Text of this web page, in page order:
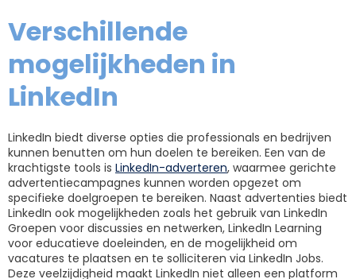
Verschillende
mogelijkheden in
LinkedIn
LinkedIn biedt diverse opties die professionals en bedrijven
kunnen benutten om hun doelen te bereiken. Een van de
krachtigste tools is LinkedIn-adverteren, waarmee gerichte
advertentiecampagnes kunnen worden opgezet om
specifieke doelgroepen te bereiken. Naast advertenties biedt
LinkedIn ook mogelijkheden zoals het gebruik van LinkedIn
Groepen voor discussies en netwerken, LinkedIn Learning
voor educatieve doeleinden, en de mogelijkheid om
vacatures te plaatsen en te solliciteren via LinkedIn Jobs.
Deze veelzijdigheid maakt LinkedIn niet alleen een platform